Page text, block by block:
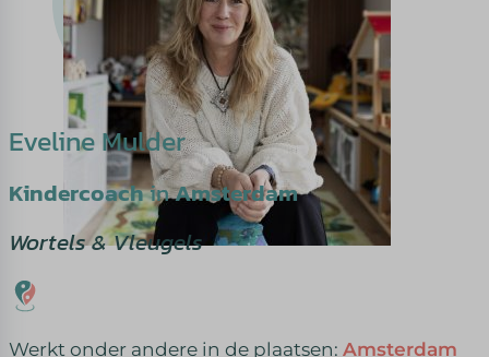
Eveline Mulder
KindercoachinAmsterdam
Wortels & Vleugels
Werkt onder andere in de plaatsen: Amsterdam